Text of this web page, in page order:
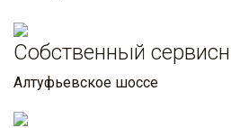
Собственный
Алтуфьевское шоссе